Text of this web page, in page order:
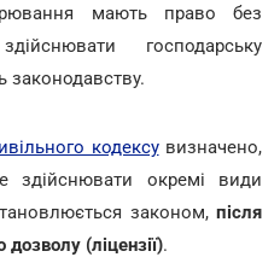
мають право без
господарську
законодавству.
кодексувизначено,
окремі види
законом, після
(ліцензії).